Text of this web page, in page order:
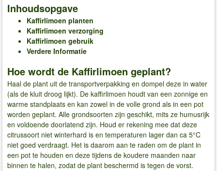
Inhoudsopgave
Kaffirlimoen planten
Kaffirlimoen verzorging
Kaffirlimoen gebruik
Verdere Informatie
Hoe wordt de Kaffirlimoen geplant?
Haal de plant uit de transportverpakking en dompel deze in water
(als de kluit droog lijkt). De kaffirlimoen houdt van een zonnige en
warme standplaats en kan zowel in de volle grond als in een pot
worden geplant. Alle grondsoorten zijn geschikt, mits ze humusrijk
en voldoende doorlatend zijn. Houd er rekening mee dat deze
citrussoort niet winterhard is en temperaturen lager dan ca 5°C
niet goed verdraagt. Het is daarom aan te raden om de plant in
een pot te houden en deze tijdens de koudere maanden naar
binnen te halen, zodat de plant beschermd is tegen de vorst.